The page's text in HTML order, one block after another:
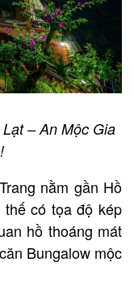
– An Mộc Gia
nằm gần Hồ
có tọa độ kép
hồ thoáng mát
Bungalow mộc